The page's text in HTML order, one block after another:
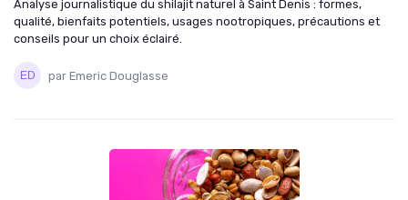
Analyse journalistique du shilajit naturel à Saint Denis : formes,
qualité, bienfaits potentiels, usages nootropiques, précautions et
conseils pour un choix éclairé.
par Emeric Douglasse